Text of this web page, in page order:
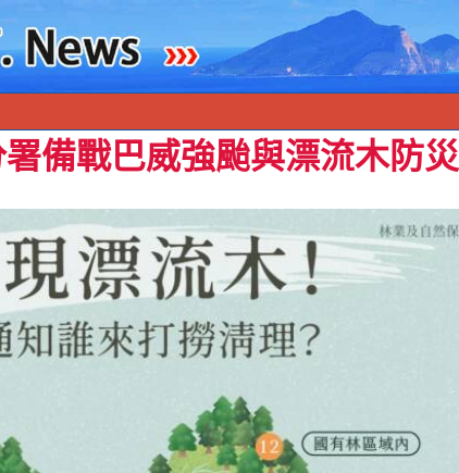
備戰巴威強颱與漂流木防災